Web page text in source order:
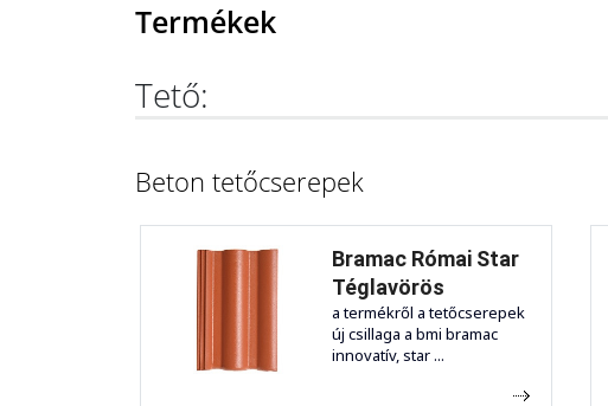
Termékek
Tető:
Beton tetőcserepek
Bramac Római Star
Téglavörös
a termékről a tetőcserepek
új csillaga a bmi bramac
innovatív, star ...